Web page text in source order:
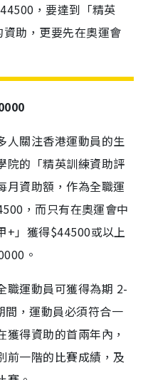
，要達到「精英
助，更要先在奧運會
人關注香港運動員的生
院的「精英訓練資助評
月資助額，作為全職運
，而只有在奧運會中
+」獲得$44500或以上
。
職運動員可獲得為期 2-
間，運動員必須符合一
得資助的首兩年內，
前一階的比賽成績，及